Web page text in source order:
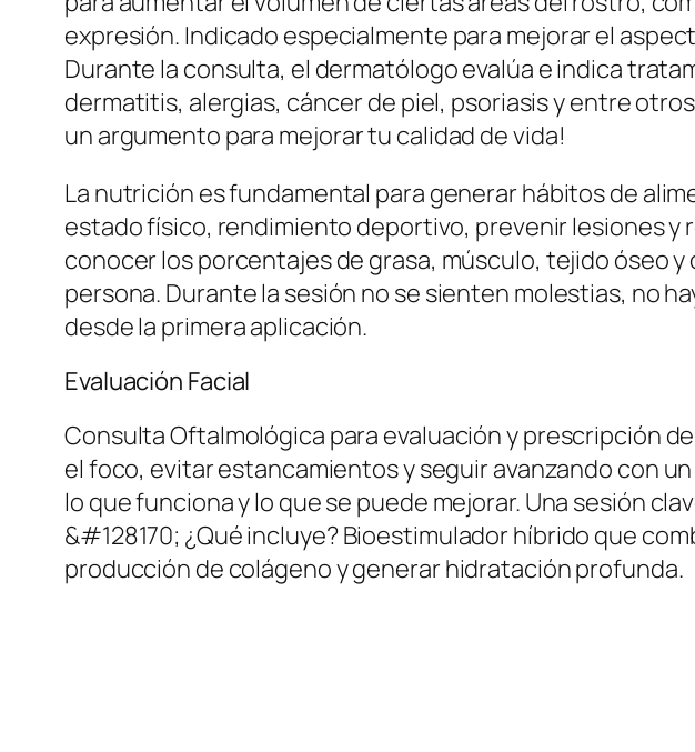
expresión. Indicado especialmente para mejorar el
Durante la consulta, el dermatólogo evalúa e indica
dermatitis, alergias, cáncer de piel, psoriasis y entre
un argumento para mejorar tu calidad de vida!
La nutrición es fundamental para generar hábitos de
estado físico, rendimiento deportivo, prevenir lesiones
conocer los porcentajes de grasa, músculo, tejido óseo
persona. Durante la sesión no se sienten molestias, no
desde la primera aplicación.
Evaluación Facial
Consulta Oftalmológica para evaluación y prescripción
el foco, evitar estancamientos y seguir avanzando con
lo que funciona y lo que se puede mejorar. Una sesión
&#128170; ¿Qué incluye? Bioestimulador híbrido que
producción de colágeno y generar hidratación profunda.